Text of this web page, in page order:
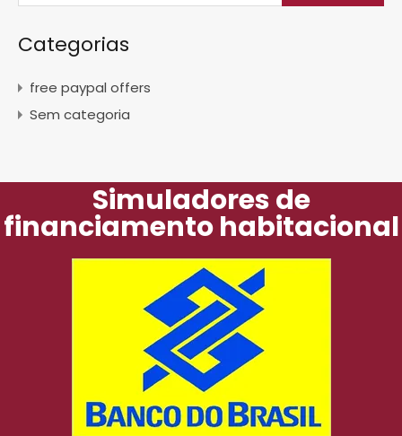
Categorias
free paypal offers
Sem categoria
Simuladores de
financiamento habitacional